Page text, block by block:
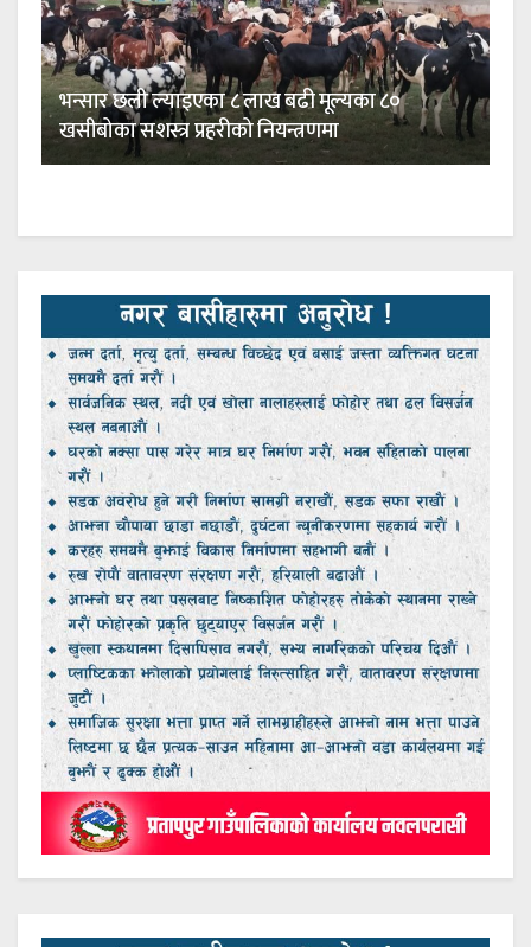
भन्सार छली ल्याइएका ८ लाख बढी मूल्यका ८०
खसीबोका सशस्त्र प्रहरीको नियन्त्रणमा